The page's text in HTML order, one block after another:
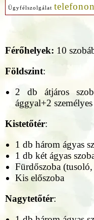
Ügyfélszolgálat telefonon
Férőhelyek: 10
Földszint:
2 db átjáros
ággyal+2
Kistetőtér:
1 db három ágyas
1 db két ágyas
Fürdőszoba
Kis előszoba
Nagytetőtér: